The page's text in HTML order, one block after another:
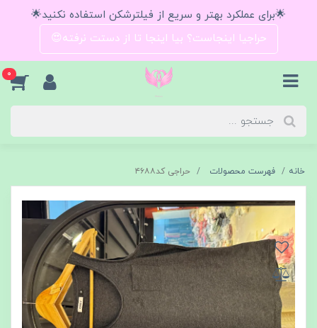
🌟برای عملکرد بهتر و سریع از فیلترشکن استفاده نکنید🌟
حراجیا اینجاست؟ بیا اینجا تا از دستت نرفته😍
0
خانه فهرست محصولات حراجی کد۴۶۸۸